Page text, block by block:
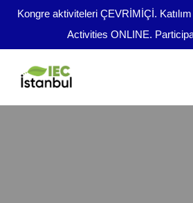
Kongre aktiviteleri ÇEVRİMİÇİ.
Activities ONLINE.